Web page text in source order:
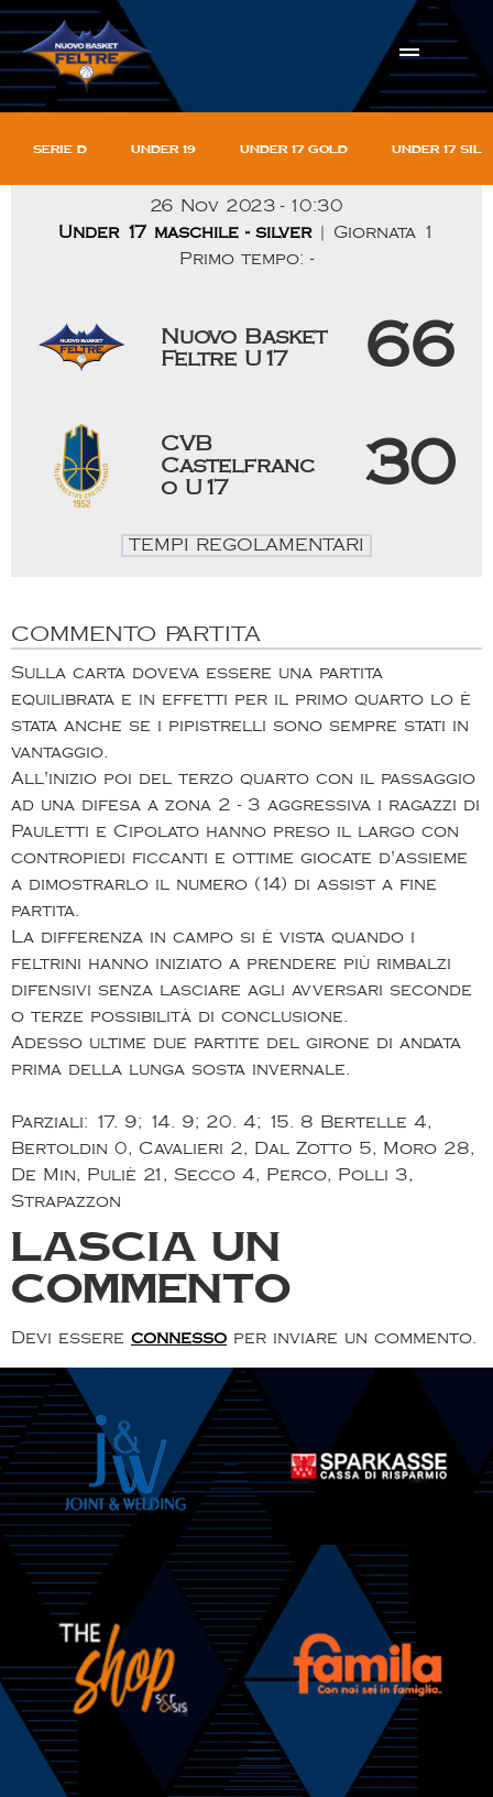
Serie D Under 19 Under 17 gold Under 17
26 Nov 2023 - 10:30
Under 17 maschile - silver
| Giornata 1
Primo tempo: -
Nuovo Basket
Feltre U17
66
CVB
Castelfranc
o U17
30
TEMPI REGOLAMENTARI
COMMENTO PARTITA
Sulla carta doveva essere una partita
equilibrata e in effetti per il primo quarto lo è
stata anche se i pipistrelli sono sempre stati in
vantaggio.
All'inizio poi del terzo quarto con il passaggio
ad una difesa a zona 2 - 3 aggressiva i ragazzi di
Pauletti e Cipolato hanno preso il largo con
contropiedi ficcanti e ottime giocate d'assieme
a dimostrarlo il numero (14) di assist a fine
partita.
La differenza in campo si è vista quando i
feltrini hanno iniziato a prendere più rimbalzi
difensivi senza lasciare agli avversari seconde
o terze possibilità di conclusione.
Adesso ultime due partite del girone di andata
prima della lunga sosta invernale.
Parziali: 17. 9; 14. 9; 20. 4; 15. 8 Bertelle 4,
Bertoldin 0, Cavalieri 2, Dal Zotto 5, Moro 28,
De Min, Puliè 21, Secco 4, Perco, Polli 3,
Strapazzon
Lascia un
commento
Devi essere connesso per inviare un commento.